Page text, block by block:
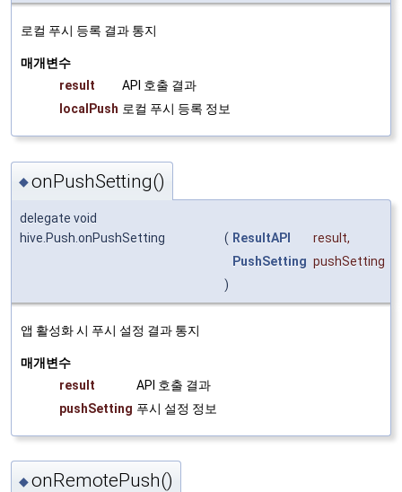
로컬 푸시 등록 결과 통지
매개변수
result
API 호출 결과
localPush 로컬 푸시 등록 정보
◆onPushSetting()
delegate void
hive.Push.onPushSetting
( ResultAPI result,
PushSetting pushSetting
)
앱 활성화 시 푸시 설정 결과 통지
매개변수
result
API 호출 결과
pushSetting 푸시 설정 정보
◆onRemotePush()